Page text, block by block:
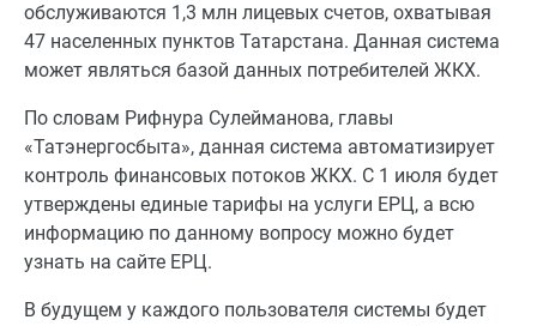
обслуживаются 1,3 млн лицевых счетов, охватывая
47 населенных пунктов Татарстана. Данная система
может являться базой данных потребителей ЖКХ.
По словам Рифнура Сулейманова, главы
«Татэнергосбыта», данная система автоматизирует
контроль финансовых потоков ЖКХ. С 1 июля будет
утверждены единые тарифы на услуги ЕРЦ, а всю
информацию по данному вопросу можно будет
узнать на сайте ЕРЦ.
В будущем у каждого пользователя системы будет